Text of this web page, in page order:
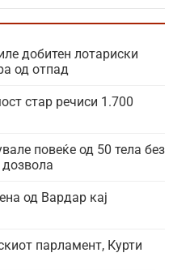
добитен лотариски
од отпад
стар речиси 1.700
повеќе од 50 тела без
дозвола
од Вардар кај
парламент, Курти